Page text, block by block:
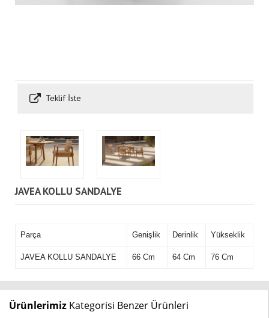
Teklif İste
JAVEA KOLLU SANDALYE
Parça Genişlik Derinlik Yükseklik
JAVEA KOLLU SANDALYE 66 Cm 64 Cm 76 Cm
Ürünlerimiz Kategorisi Benzer Ürünleri